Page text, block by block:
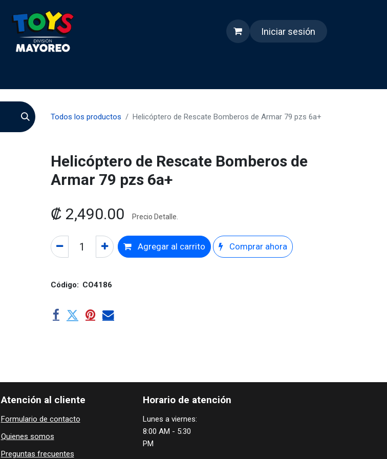
Iniciar sesión
Todos los productos Helicóptero de Rescate Bomberos de Armar 79 pzs 6a+
Helicóptero de Rescate Bomberos de
Armar 79 pzs 6a+
₡ 2,490.00 Precio Detalle.
Agregar al carrito Comprar ahora
Código: CO4186
Horario de atención
Lunes a viernes:
8:00 AM - 5:30
PM
Atención al cliente
Formulario de contacto
Quienes ​som​​​os
Preguntas frecuentes